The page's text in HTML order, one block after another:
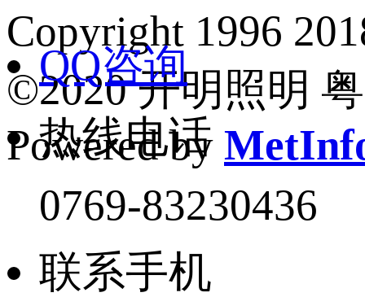
Copyright 1996
©2020 开明照明
Powered by
QQ咨询
热线电话
0769-83230436
联系手机